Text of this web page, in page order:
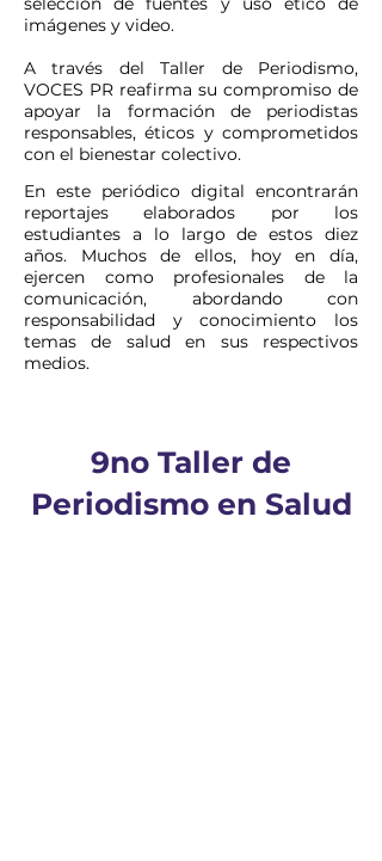
imágenes y video.
A través del Taller de Periodismo,
VOCES PR reafirma su compromiso de
apoyar la formación de periodistas
responsables, éticos y comprometidos
con el bienestar colectivo.
En este periódico digital encontrarán
reportajes elaborados por los
estudiantes a lo largo de estos diez
años. Muchos de ellos, hoy en día,
ejercen como profesionales de la
comunicación, abordando con
responsabilidad y conocimiento los
temas de salud en sus respectivos
medios.
9no Taller de
Periodismo en Salud